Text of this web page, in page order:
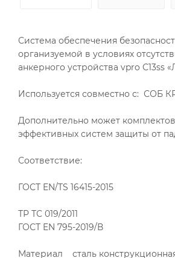
Система обеспечения
организуемой в условиях
анкерного устройства vpro С13ss
Используется совместно с: СОБ
Дополнительно может
эффективных систем защиты от
Соответствие:
ГОСТ EN/TS 16415-2015
ТР ТС 019/2011
ГОСТ EN 795-2019/В
Материал сталь